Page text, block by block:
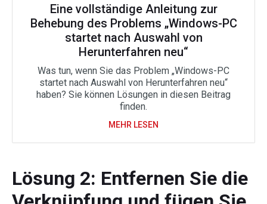
Eine vollständige Anleitung zur
Behebung des Problems „Windows-PC
startet nach Auswahl von
Herunterfahren neu“
Was tun, wenn Sie das Problem „Windows-PC
startet nach Auswahl von Herunterfahren neu“
haben? Sie können Lösungen in diesen Beitrag
finden.
MEHR LESEN
Lösung 2: Entfernen Sie die